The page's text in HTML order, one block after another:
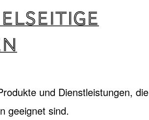
und Dienstleistungen, die
geeignet sind.